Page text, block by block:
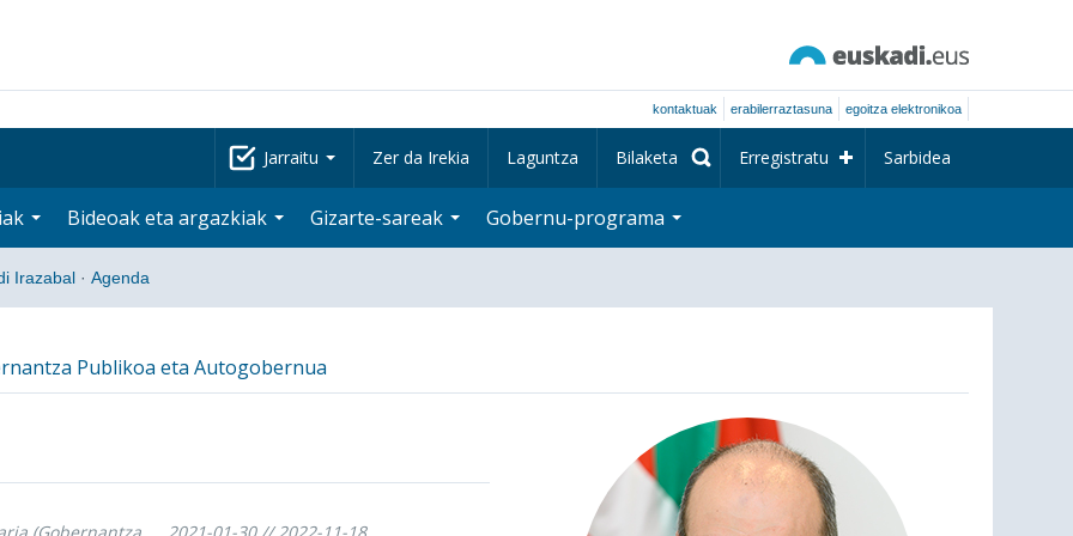
kontaktuak erabilerraztasuna egoitza elektronikoa
Jarraitu Zer da Irekia Laguntza Bilaketa Erregistratu Sarbidea
Bideoak eta argazkiak Gizarte-sareak Gobernu-programa
Irazabal · Agenda
Publikoa eta Autogobernua